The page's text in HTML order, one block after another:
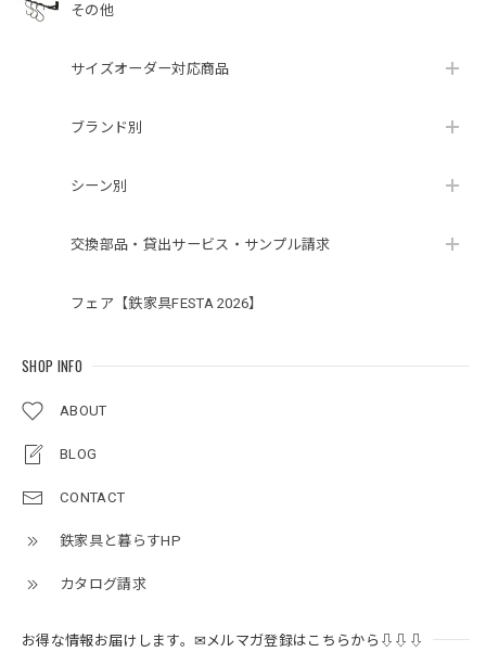
その他
サイズオーダー対応商品
ブランド別
シーン別
交換部品・貸出サービス・サンプル請求
フェア【鉄家具FESTA 2026】
SHOP INFO
ABOUT
BLOG
CONTACT
鉄家具と暮らすHP
カタログ請求
お得な情報お届けします。✉メルマガ登録はこちらから⇩⇩⇩